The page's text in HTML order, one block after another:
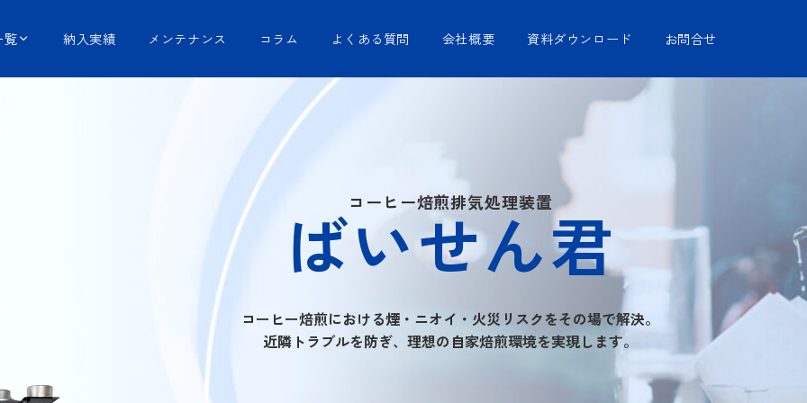
覧 納入実績 メンテナンス コラム よくある質問 会社概要 資料ダウンロード お問合せ
コーヒー焙煎排気処理装置
ばいせん君
コーヒー焙煎における煙・ニオイ・火災リスクをその場で解決。
近隣トラブルを防ぎ、理想の自家焙煎環境を実現します。